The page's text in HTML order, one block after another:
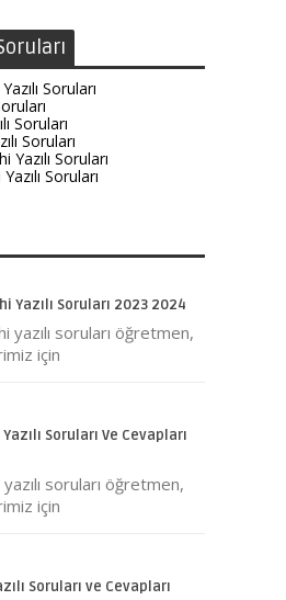
Soruları
Soruları
Soruları
Yazılı Soruları
Soruları
Yazılı Soruları 2023 2024
yazılı soruları öğretmen,
için
Soruları Ve Cevapları
soruları öğretmen,
için
Soruları ve Cevapları